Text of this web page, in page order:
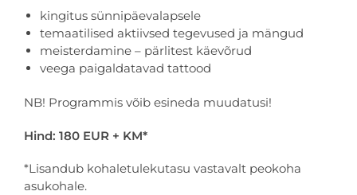
kingitus sünnipäevalapsele
temaatilised aktiivsed tegevused ja mängud
meisterdamine – pärlitest käevõrud
veega paigaldatavad tattood
NB! Programmis võib esineda muudatusi!
Hind: 180 EUR + KM*
*Lisandub kohaletulekutasu vastavalt peokoha
asukohale.